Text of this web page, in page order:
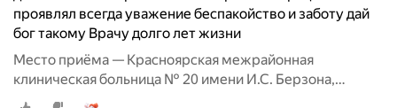
проявлял всегда уважение беспакойство и заботу дай
бог такому Врачу долго лет жизни
Место приёма — Красноярская межрайонная
клиническая больница № 20 имени И.С. Берзона,
Инструментальная улица, 12А